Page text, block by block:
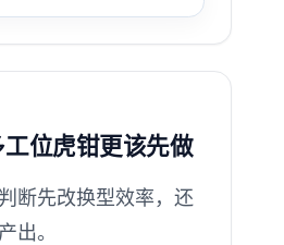
位虎钳更该先做
断先改换型效率，还
出。